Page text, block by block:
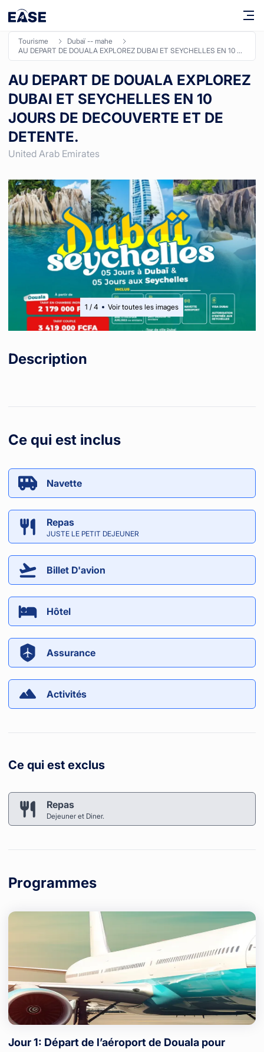
tourisme
dubaï -- mahe
AU DEPART DE DOUALA EXPLOREZ DUBAI ET SEYCHELLES EN 10 JOURS DE DECOUVERTE ET DE DETENTE.
AU DEPART DE DOUALA EXPLOREZ
DUBAI ET SEYCHELLES EN 10
JOURS DE DECOUVERTE ET DE
DETENTE.
United Arab Emirates
1 /4 Voir toutes les images
Description
Ce qui est inclus
Navette
Repas
JUSTE LE PETIT DEJEUNER
Billet D'avion
Hôtel
Assurance
Activités
Ce qui est exclus
Repas
Dejeuner et Diner.
Programmes
Jour 1: Départ de l’aéroport de Douala pour